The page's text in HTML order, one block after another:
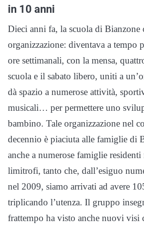
in 10 anni
Dieci anni fa, la scuola di Bianzone
organizzazione: diventava a tempo
ore settimanali, con la mensa,
scuola e il sabato libero, uniti a
dà spazio a numerose attività,
musicali… per permettere uno
bambino. Tale organizzazione nel
decennio è piaciuta alle famiglie di
anche a numerose famiglie
limitrofi, tanto che, dall’esiguo
nel 2009, siamo arrivati ad avere
triplicando l’utenza. Il gruppo
frattempo ha visto anche nuovi visi